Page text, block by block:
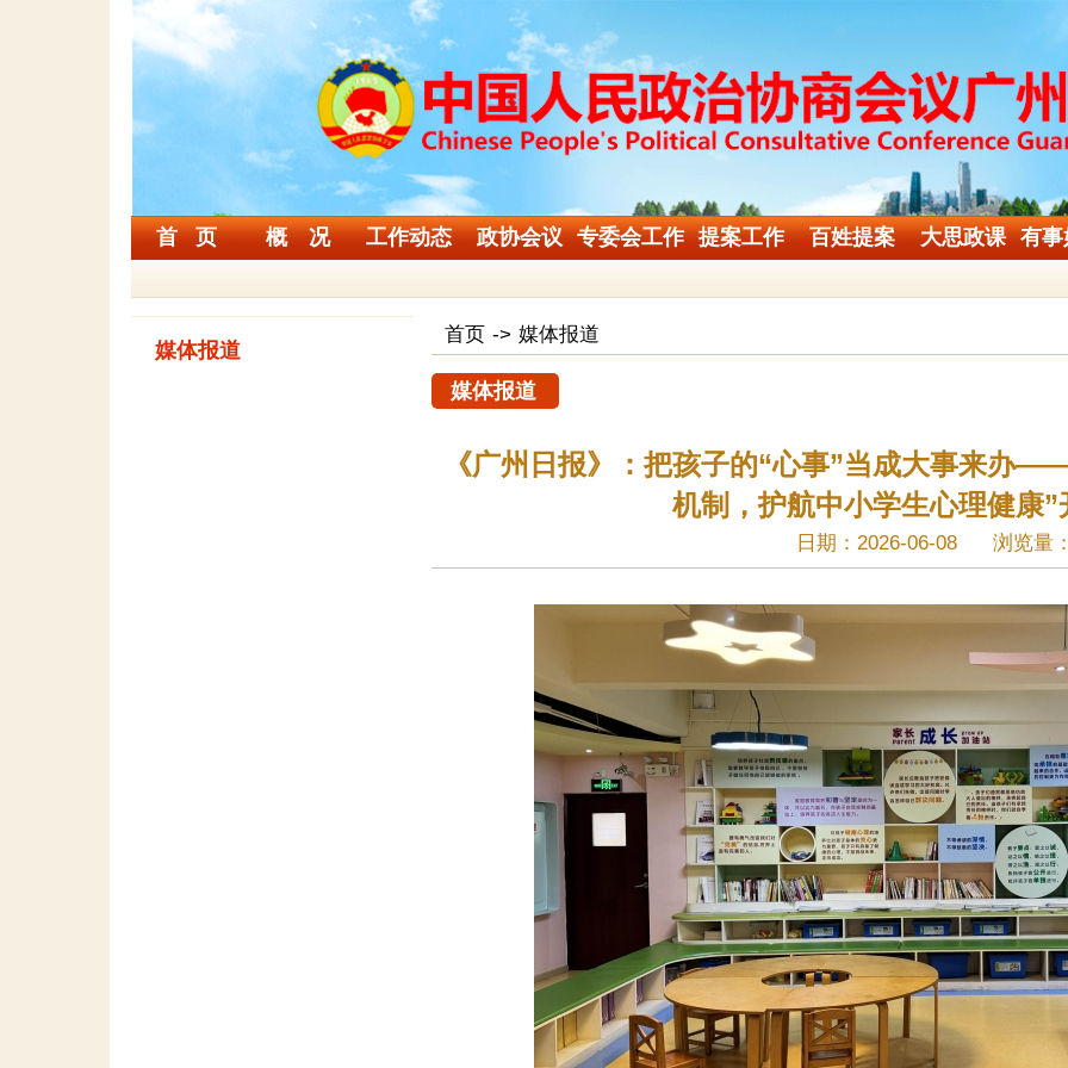
首 页 概 况 工作动态 政协会议 专委会工作 提案工作 百姓提案 大思政课 有事
媒体报道
首页 -> 媒体报道
媒体报道
《广州日报》：把孩子的“心事”当成大事来办
机制，护航中小学生心理健康
日期：2026-06-08 浏览量